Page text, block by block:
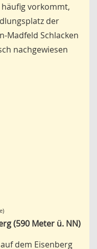
häufig vorkommt,
der
Madfeld Schlacken
nachgewiesen
(590 Meter ü. NN)
dem Eisenberg